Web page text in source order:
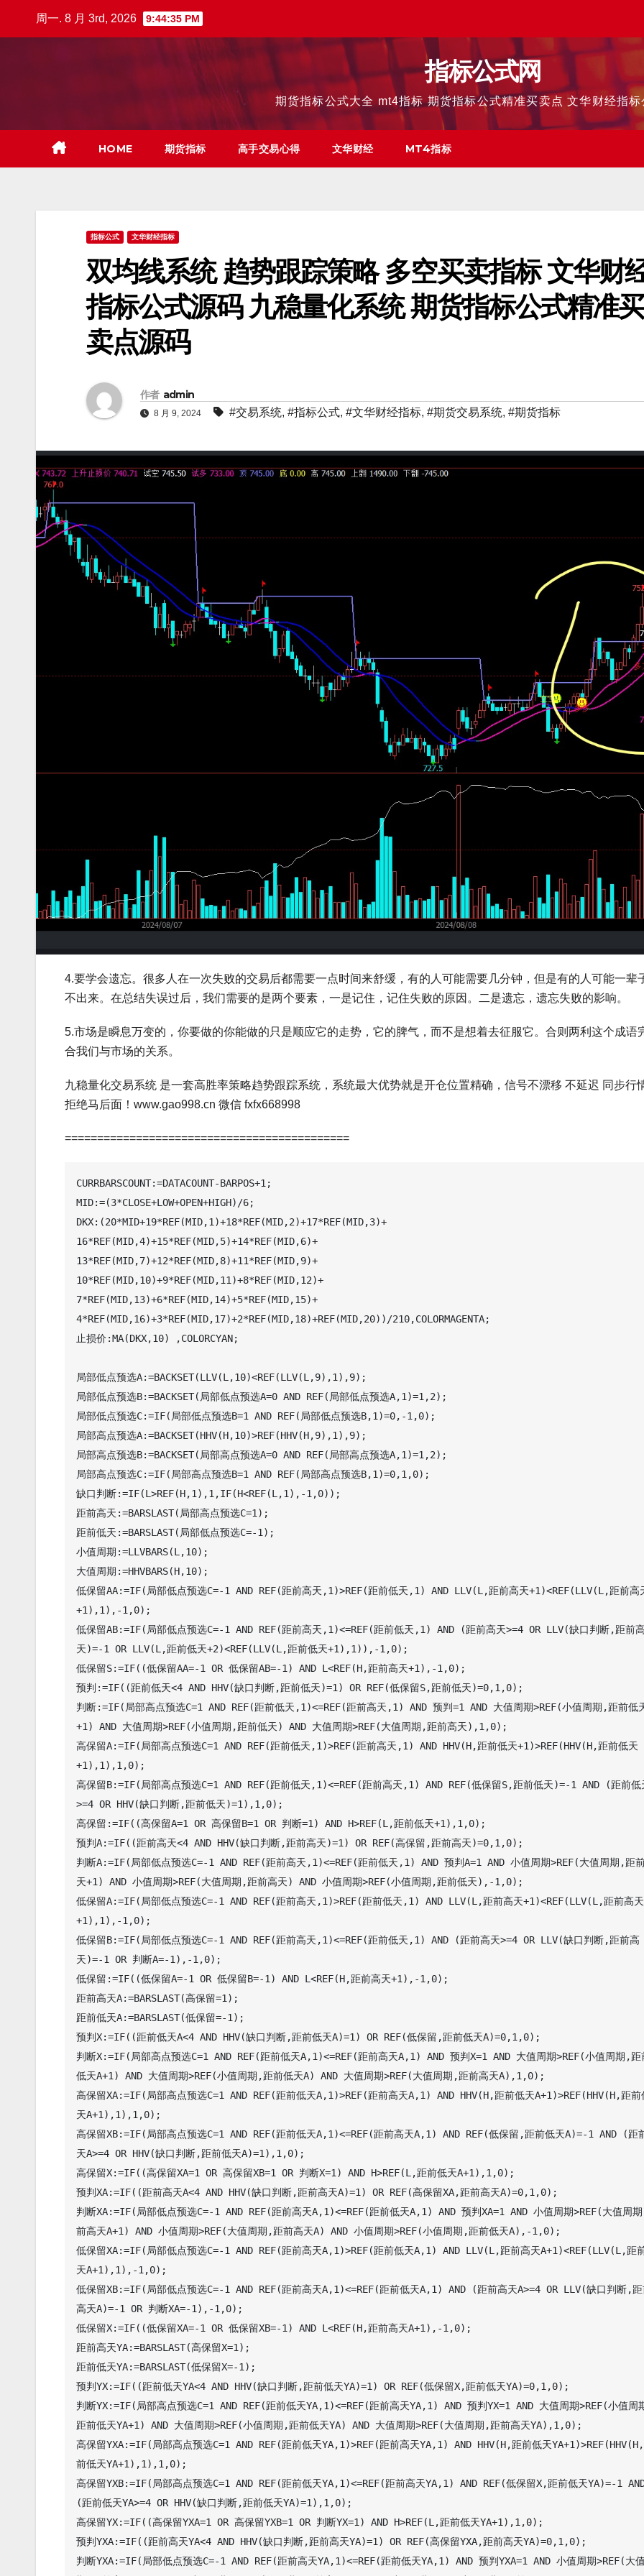
周一. 8 月 3rd, 2026 9:44:36 PM
指标公式网
期货指标公式大全 mt4指标 期货指标公式精准买卖点 文华财经指
HOME 期货指标 高手交易心得 文华财经 MT4指标
指标公式 文华财经指标
双均线系统 趋势跟踪策略 多空买卖指标 文华财
指标公式源码 九稳量化系统 期货指标公式精准买
卖点源码
作者 admin
8 月 9, 2024 #交易系统, #指标公式, #文华财经指标, #期货交易系统, #期货指标
4.要学会遗忘。很多人在一次失败的交易后都需要一点时间来舒缓，有的人可能需要几分钟，但是有的人可能一辈
不出来。在总结失误过后，我们需要的是两个要素，一是记住，记住失败的原因。二是遗忘，遗忘失败的影响。
5.市场是瞬息万变的，你要做的你能做的只是顺应它的走势，它的脾气，而不是想着去征服它。合则两利这个成语
合我们与市场的关系。
九稳量化交易系统 是一套高胜率策略趋势跟踪系统，系统最大优势就是开仓位置精确，信号不漂移 不延迟 同步行
拒绝马后面！www.gao998.cn 微信 fxfx668998
============================================
CURRBARSCOUNT:=DATACOUNT-BARPOS+1;
MID:=(3*CLOSE+LOW+OPEN+HIGH)/6;
DKX:(20*MID+19*REF(MID,1)+18*REF(MID,2)+17*REF(MID,3)+
16*REF(MID,4)+15*REF(MID,5)+14*REF(MID,6)+
13*REF(MID,7)+12*REF(MID,8)+11*REF(MID,9)+
10*REF(MID,10)+9*REF(MID,11)+8*REF(MID,12)+
7*REF(MID,13)+6*REF(MID,14)+5*REF(MID,15)+
4*REF(MID,16)+3*REF(MID,17)+2*REF(MID,18)+REF(MID,20))/210,COLORMAGENTA;
止损价:MA(DKX,10) ,COLORCYAN;
局部低点预选A:=BACKSET(LLV(L,10)<REF(LLV(L,9),1),9);
局部低点预选B:=BACKSET(局部低点预选A=0 AND REF(局部低点预选A,1)=1,2);
局部低点预选C:=IF(局部低点预选B=1 AND REF(局部低点预选B,1)=0,-1,0);
局部高点预选A:=BACKSET(HHV(H,10)>REF(HHV(H,9),1),9);
局部高点预选B:=BACKSET(局部高点预选A=0 AND REF(局部高点预选A,1)=1,2);
局部高点预选C:=IF(局部高点预选B=1 AND REF(局部高点预选B,1)=0,1,0);
缺口判断:=IF(L>REF(H,1),1,IF(H<REF(L,1),-1,0));
距前高天:=BARSLAST(局部高点预选C=1);
距前低天:=BARSLAST(局部低点预选C=-1);
小值周期:=LLVBARS(L,10);
大值周期:=HHVBARS(H,10);
低保留AA:=IF(局部低点预选C=-1 AND REF(距前高天,1)>REF(距前低天,1) AND LLV(L,距前高天+1)<REF(LLV(L,距前高
+1),1),-1,0);
低保留AB:=IF(局部低点预选C=-1 AND REF(距前高天,1)<=REF(距前低天,1) AND (距前高天>=4 OR LLV(缺口判断,距前
天)=-1 OR LLV(L,距前低天+2)<REF(LLV(L,距前低天+1),1)),-1,0);
低保留S:=IF((低保留AA=-1 OR 低保留AB=-1) AND L<REF(H,距前高天+1),-1,0);
预判:=IF((距前低天<4 AND HHV(缺口判断,距前低天)=1) OR REF(低保留S,距前低天)=0,1,0);
判断:=IF(局部高点预选C=1 AND REF(距前低天,1)<=REF(距前高天,1) AND 预判=1 AND 大值周期>REF(小值周期,距前低
+1) AND 大值周期>REF(小值周期,距前低天) AND 大值周期>REF(大值周期,距前高天),1,0);
高保留A:=IF(局部高点预选C=1 AND REF(距前低天,1)>REF(距前高天,1) AND HHV(H,距前低天+1)>REF(HHV(H,距前低天
+1),1),1,0);
高保留B:=IF(局部高点预选C=1 AND REF(距前低天,1)<=REF(距前高天,1) AND REF(低保留S,距前低天)=-1 AND (距前低
>=4 OR HHV(缺口判断,距前低天)=1),1,0);
高保留:=IF((高保留A=1 OR 高保留B=1 OR 判断=1) AND H>REF(L,距前低天+1),1,0);
预判A:=IF((距前高天<4 AND HHV(缺口判断,距前高天)=1) OR REF(高保留,距前高天)=0,1,0);
判断A:=IF(局部低点预选C=-1 AND REF(距前高天,1)<=REF(距前低天,1) AND 预判A=1 AND 小值周期>REF(大值周期,距
天+1) AND 小值周期>REF(大值周期,距前高天) AND 小值周期>REF(小值周期,距前低天),-1,0);
低保留A:=IF(局部低点预选C=-1 AND REF(距前高天,1)>REF(距前低天,1) AND LLV(L,距前高天+1)<REF(LLV(L,距前高天
+1),1),-1,0);
低保留B:=IF(局部低点预选C=-1 AND REF(距前高天,1)<=REF(距前低天,1) AND (距前高天>=4 OR LLV(缺口判断,距前高
天)=-1 OR 判断A=-1),-1,0);
低保留:=IF((低保留A=-1 OR 低保留B=-1) AND L<REF(H,距前高天+1),-1,0);
距前高天A:=BARSLAST(高保留=1);
距前低天A:=BARSLAST(低保留=-1);
预判X:=IF((距前低天A<4 AND HHV(缺口判断,距前低天A)=1) OR REF(低保留,距前低天A)=0,1,0);
判断X:=IF(局部高点预选C=1 AND REF(距前低天A,1)<=REF(距前高天A,1) AND 预判X=1 AND 大值周期>REF(小值周期,距
低天A+1) AND 大值周期>REF(小值周期,距前低天A) AND 大值周期>REF(大值周期,距前高天A),1,0);
高保留XA:=IF(局部高点预选C=1 AND REF(距前低天A,1)>REF(距前高天A,1) AND HHV(H,距前低天A+1)>REF(HHV(H,距前
天A+1),1),1,0);
高保留XB:=IF(局部高点预选C=1 AND REF(距前低天A,1)<=REF(距前高天A,1) AND REF(低保留,距前低天A)=-1 AND (距
天A>=4 OR HHV(缺口判断,距前低天A)=1),1,0);
高保留X:=IF((高保留XA=1 OR 高保留XB=1 OR 判断X=1) AND H>REF(L,距前低天A+1),1,0);
预判XA:=IF((距前高天A<4 AND HHV(缺口判断,距前高天A)=1) OR REF(高保留XA,距前高天A)=0,1,0);
判断XA:=IF(局部低点预选C=-1 AND REF(距前高天A,1)<=REF(距前低天A,1) AND 预判XA=1 AND 小值周期>REF(大值周
前高天A+1) AND 小值周期>REF(大值周期,距前高天A) AND 小值周期>REF(小值周期,距前低天A),-1,0);
低保留XA:=IF(局部低点预选C=-1 AND REF(距前高天A,1)>REF(距前低天A,1) AND LLV(L,距前高天A+1)<REF(LLV(L,距
天A+1),1),-1,0);
低保留XB:=IF(局部低点预选C=-1 AND REF(距前高天A,1)<=REF(距前低天A,1) AND (距前高天A>=4 OR LLV(缺口判断,距
高天A)=-1 OR 判断XA=-1),-1,0);
低保留X:=IF((低保留XA=-1 OR 低保留XB=-1) AND L<REF(H,距前高天A+1),-1,0);
距前高天YA:=BARSLAST(高保留X=1);
距前低天YA:=BARSLAST(低保留X=-1);
预判YX:=IF((距前低天YA<4 AND HHV(缺口判断,距前低天YA)=1) OR REF(低保留X,距前低天YA)=0,1,0);
判断YX:=IF(局部高点预选C=1 AND REF(距前低天YA,1)<=REF(距前高天YA,1) AND 预判YX=1 AND 大值周期>REF(小值周
距前低天YA+1) AND 大值周期>REF(小值周期,距前低天YA) AND 大值周期>REF(大值周期,距前高天YA),1,0);
高保留YXA:=IF(局部高点预选C=1 AND REF(距前低天YA,1)>REF(距前高天YA,1) AND HHV(H,距前低天
前低天YA+1),1),1,0);
高保留YXB:=IF(局部高点预选C=1 AND REF(距前低天YA,1)<=REF(距前高天YA,1) AND REF(低保留X,距前低天YA)=-1
(距前低天YA>=4 OR HHV(缺口判断,距前低天YA)=1),1,0);
高保留YX:=IF((高保留YXA=1 OR 高保留YXB=1 OR 判断YX=1) AND H>REF(L,距前低天YA+1),1,0);
预判YXA:=IF((距前高天YA<4 AND HHV(缺口判断,距前高天YA)=1) OR REF(高保留YXA,距前高天YA)=0,1,0);
判断YXA:=IF(局部低点预选C=-1 AND REF(距前高天YA,1)<=REF(距前低天YA,1) AND 预判YXA=1 AND 小值周期>REF(大